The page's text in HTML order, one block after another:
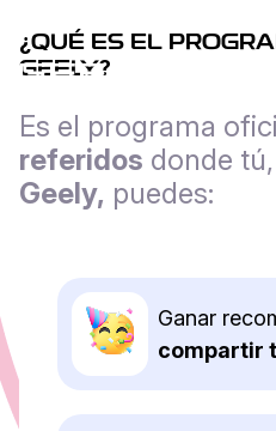
¿QUÉ ES EL
GEELY?
Es el programa
referidos donde
Geely, puedes:
Ganar
compartir